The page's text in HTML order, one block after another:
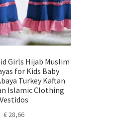
Girls Hijab Muslim
for Kids Baby
Turkey Kaftan
Islamic Clothing
Vestidos
€28,66